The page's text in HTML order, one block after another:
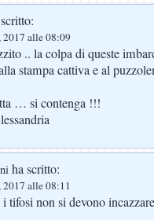
alle 08:09
.. la colpa di queste
stampa cattiva e al
… si contenga !!!
ha scritto:
alle 08:11
non si devono